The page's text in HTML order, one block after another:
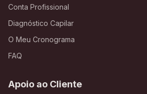
Conta Profissional
Diagnóstico Capilar
O Meu Cronograma
FAQ
Apoio ao Cliente